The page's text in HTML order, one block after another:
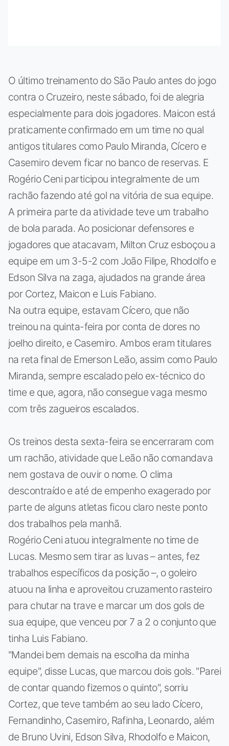
O último treinamento do São Paulo antes do jogo
contra o Cruzeiro, neste sábado, foi de alegria
especialmente para dois jogadores. Maicon está
praticamente confirmado em um time no qual
antigos titulares como Paulo Miranda, Cícero e
Casemiro devem ficar no banco de reservas. E
Rogério Ceni participou integralmente de um
rachão fazendo até gol na vitória de sua equipe.
A primeira parte da atividade teve um trabalho
de bola parada. Ao posicionar defensores e
jogadores que atacavam, Milton Cruz esboçou a
equipe em um 3-5-2 com João Filipe, Rhodolfo e
Edson Silva na zaga, ajudados na grande área
por Cortez, Maicon e Luis Fabiano.
Na outra equipe, estavam Cícero, que não
treinou na quinta-feira por conta de dores no
joelho direito, e Casemiro. Ambos eram titulares
na reta final de Emerson Leão, assim como Paulo
Miranda, sempre escalado pelo ex-técnico do
time e que, agora, não consegue vaga mesmo
com três zagueiros escalados.
Os treinos desta sexta-feira se encerraram com
um rachão, atividade que Leão não comandava
nem gostava de ouvir o nome. O clima
descontraído e até de empenho exagerado por
parte de alguns atletas ficou claro neste ponto
dos trabalhos pela manhã.
Rogério Ceni atuou integralmente no time de
Lucas. Mesmo sem tirar as luvas – antes, fez
trabalhos específicos da posição –, o goleiro
atuou na linha e aproveitou cruzamento rasteiro
para chutar na trave e marcar um dos gols de
sua equipe, que venceu por 7 a 2 o conjunto que
tinha Luis Fabiano.
"Mandei bem demais na escolha da minha
equipe", disse Lucas, que marcou dois gols. "Parei
de contar quando fizemos o quinto", sorriu
Cortez, que teve também ao seu lado Cícero,
Fernandinho, Casemiro, Rafinha, Leonardo, além
de Bruno Uvini, Edson Silva, Rhodolfo e Maicon,